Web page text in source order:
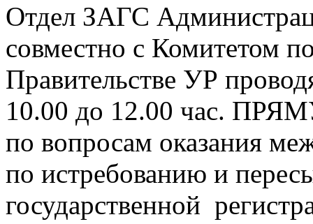
Отдел ЗАГС
совместно с Комитетом
Правительстве УР
10.00 до 12.00 час.
по вопросам оказания
по истребованию и
государственной